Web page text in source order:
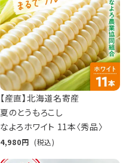
【産直】北海道名寄産
夏のとうもろこし
なよろホワイト 11本〈秀品〉
4,980 (税込)